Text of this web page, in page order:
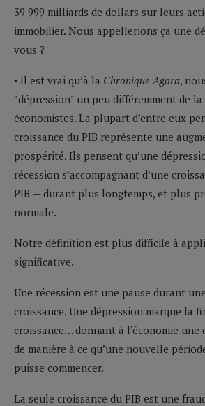
39 999 milliards de dollars sur leurs
immobilier. Nous appellerions ça une
vous ?
▪ Il est vrai qu’à la Chronique Agora,
"dépression" un peu différemment de
économistes. La plupart d’entre eux
croissance du PIB représente une
prospérité. Ils pensent qu’une
récession s’accompagnant d’une
PIB — durant plus longtemps, et plus
normale.
Notre définition est plus difficile à
significative.
Une récession est une pause durant
croissance. Une dépression marque la
croissance… donnant à l’économie une
de manière à ce qu’une nouvelle
puisse commencer.
La seule croissance du PIB est une